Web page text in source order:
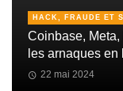
HACK, FRAUDE ET
Coinbase, Meta,
les arnaques en
22 mai 2024